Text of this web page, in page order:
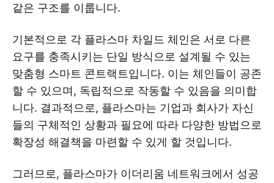
같은 구조를 이룹니다.
기본적으로 각 플라스마 차일드 체인은 서로 다른
요구를 충족시키는 단일 방식으로 설계될 수 있는
맞춤형 스마트 콘트랙트입니다. 이는 체인들이 공존
할 수 있으며, 독립적으로 작동할 수 있음을 의미합
니다. 결과적으로, 플라스마는 기업과 회사가 자신
들의 구체적인 상황과 필요에 따라 다양한 방법으로
확장성 해결책을 마련할 수 있게 할 것입니다.
그러므로, 플라스마가 이더리움 네트워크에서 성공